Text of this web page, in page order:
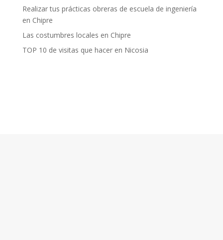
Realizar tus prácticas obreras de escuela de ingeniería
en Chipre
Las costumbres locales en Chipre
TOP 10 de visitas que hacer en Nicosia